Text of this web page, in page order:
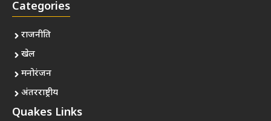
Categories
राजनीति
खेल
मनोरंजन
अंतरराष्ट्रीय
Quakes Links